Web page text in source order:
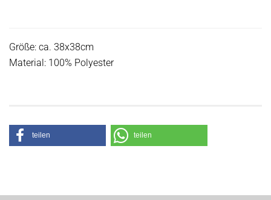
Größe: ca. 38x38cm
Material: 100% Polyester
teilen teilen